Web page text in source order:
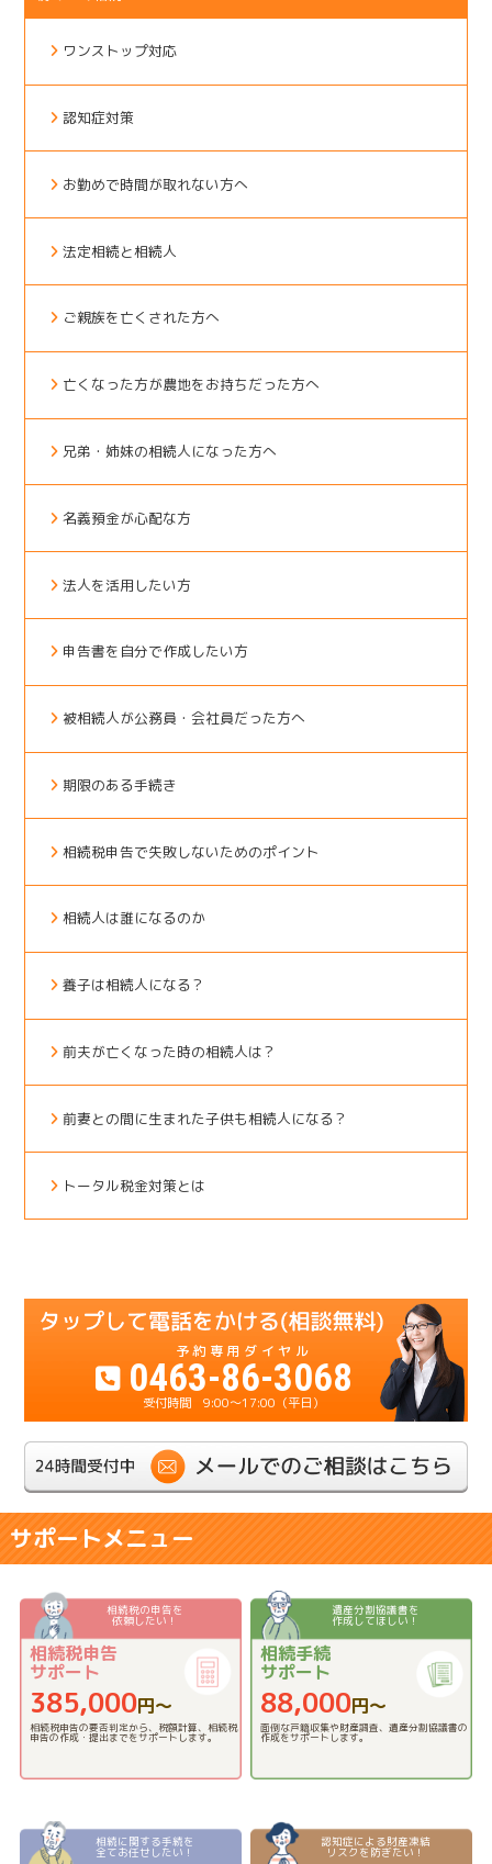
ワンストップ対応
認知症対策
お勤めで時間が取れない方へ
法定相続と相続人
ご親族を亡くされた方へ
亡くなった方が農地をお持ちだった方へ
兄弟・姉妹の相続人になった方へ
名義預金が心配な方
法人を活用したい方
申告書を自分で作成したい方
被相続人が公務員・会社員だった方へ
期限のある手続き
相続税申告で失敗しないためのポイント
相続人は誰になるのか
養子は相続人になる？
前夫が亡くなった時の相続人は？
前妻との間に生まれた子供も相続人になる？
トータル税金対策とは
0463-86-3068
9:00～17:00（平日）
サポートメニュー
相続税の申告を
依頼したい！
相続税申告
サポート
385,000円〜
相続税申告の要否判定から、税額計算、相続税
申告の作成・提出までをサポートします。
遺産分割協議書を
作成してほしい！
相続手続
サポート
88,000円〜
面倒な戸籍収集や財産調査、遺産分割協議書の
作成をサポートします。
相続に関する手続を
全てお任せしたい！
認知症による財産凍結
リスクを防ぎたい！